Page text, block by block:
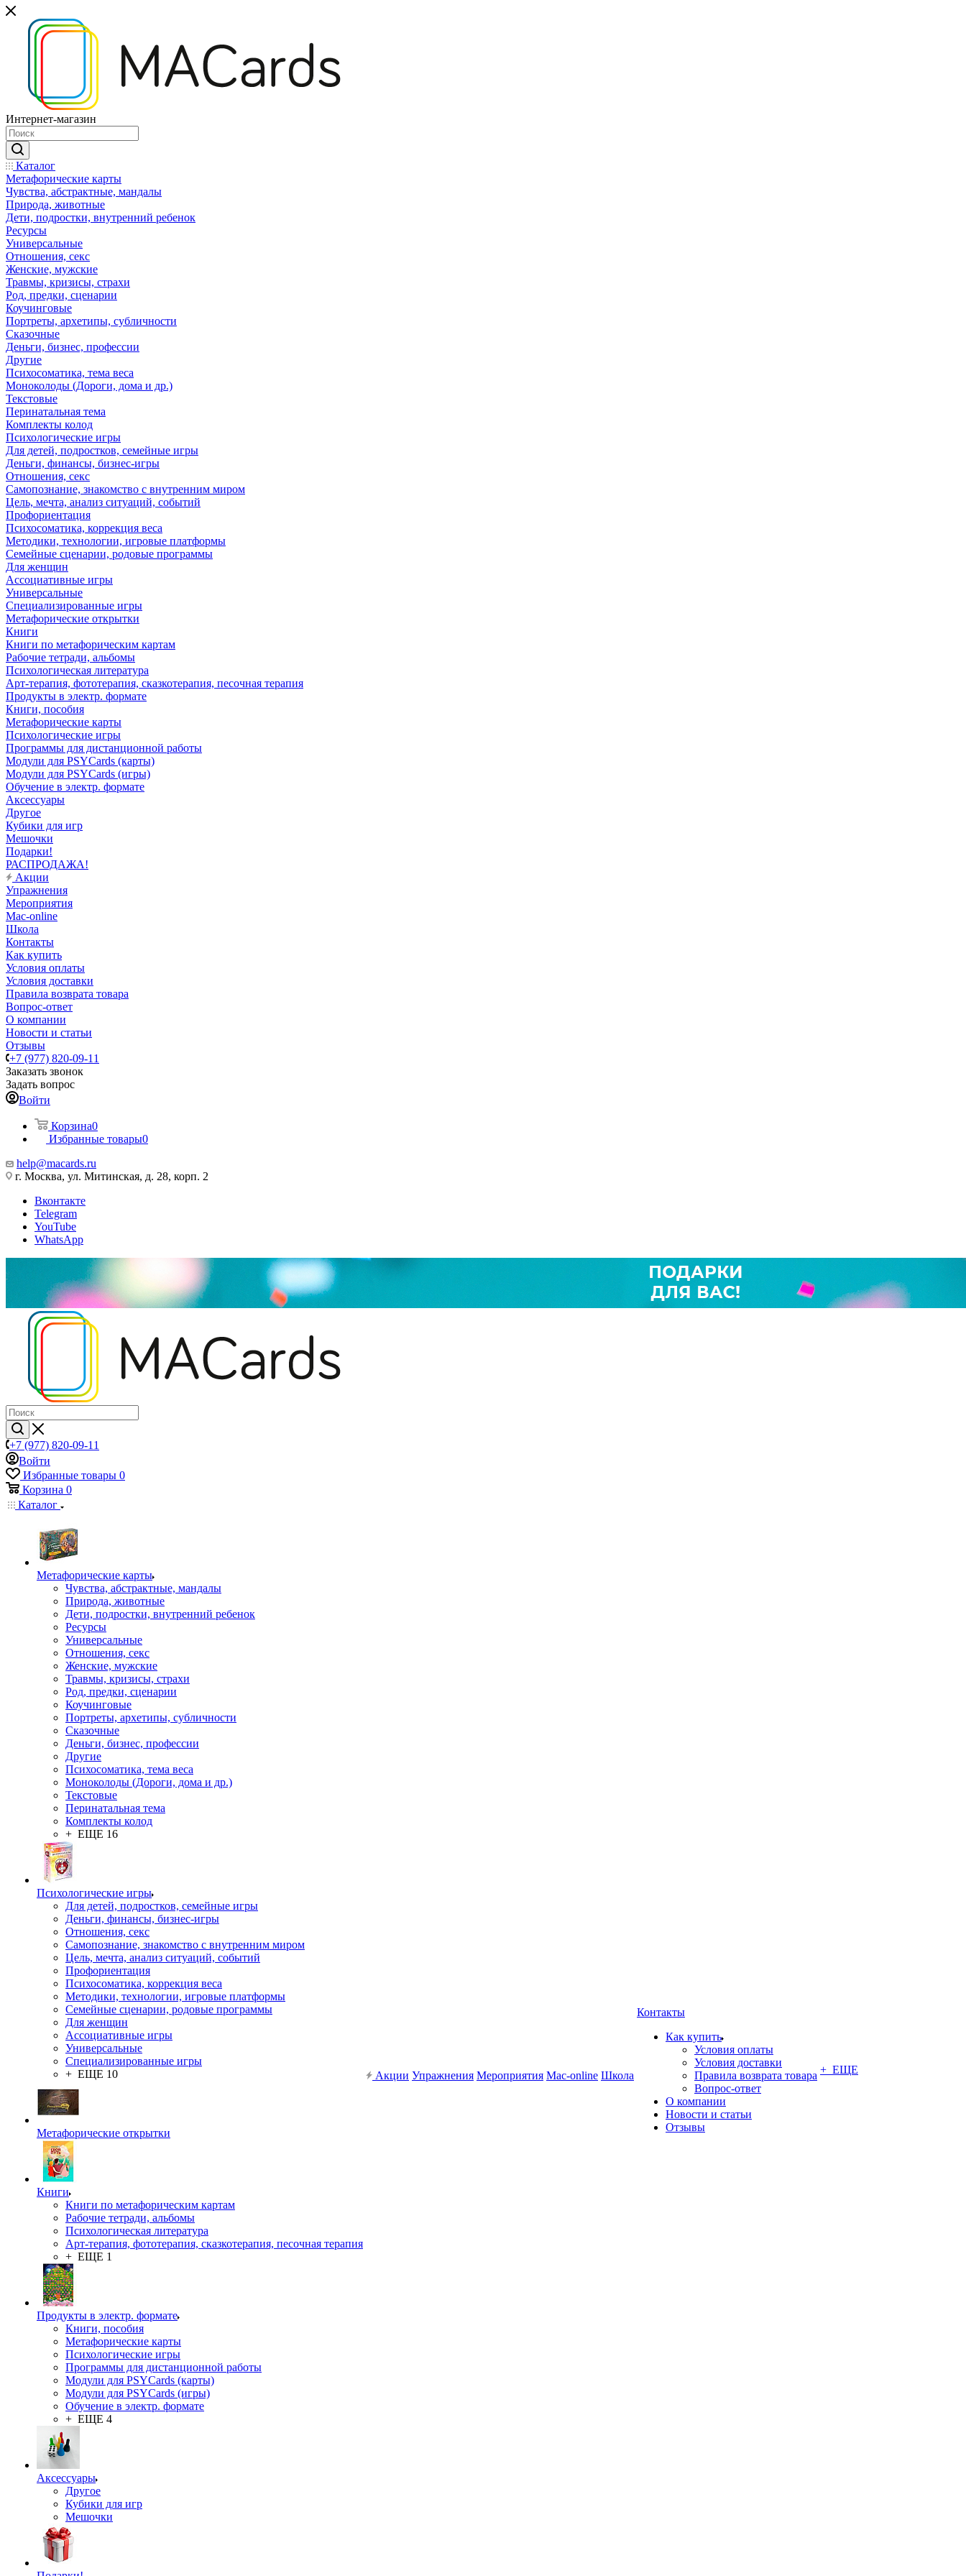
Интернет-магазин
Каталог
Mетафорические карты
Чувства, абстрактные, мандалы
Природа, животные
Дети, подростки, внутренний ребенок
Ресурсы
Универсальные
Отношения, секс
Женские, мужские
Травмы, кризисы, страхи
Род, предки, сценарии
Коучинговые
Портреты, архетипы, субличности
Сказочные
Деньги, бизнес, профессии
Другие
Психосоматика, тема веса
Моноколоды (Дороги, дома и др.)
Текстовые
Перинатальная тема
Комплекты колод
Психологические игры
Для детей, подростков, семейные игры
Деньги, финансы, бизнес-игры
Отношения, секс
Самопознание, знакомство с внутренним миром
Цель, мечта, анализ ситуаций, событий
Профориентация
Психосоматика, коррекция веса
Методики, технологии, игровые платформы
Семейные сценарии, родовые программы
Для женщин
Ассоциативные игры
Универсальные
Специализированные игры
Метафорические открытки
Книги
Книги по метафорическим картам
Рабочие тетради, альбомы
Психологическая литература
Арт-терапия, фототерапия, сказкотерапия, песочная терапия
Продукты в электр. формате
Книги, пособия
Метафорические карты
Психологические игры
Программы для дистанционной работы
Модули для PSYCards (карты)
Модули для PSYCards (игры)
Обучение в электр. формате
Аксессуары
Другое
Кубики для игр
Мешочки
Подарки!
РАСПРОДАЖА!
Акции
Упражнения
Мероприятия
Mac-online
Школа
Контакты
Как купить
Условия оплаты
Условия доставки
Правила возврата товара
Вопрос-ответ
О компании
Новости и статьи
Отзывы
+7 (977) 820-09-11
Заказать звонок
Задать вопрос
Войти
Корзина0
Избранные товары0
help@macards.ru
г. Москва, ул. Митинская, д. 28, корп. 2
Вконтакте
Telegram
YouTube
WhatsApp
+7 (977) 820-09-11
Войти
Избранные товары 0
Корзина 0
Каталог
Mетафорические карты
Чувства, абстрактные, мандалы
Природа, животные
Дети, подростки, внутренний ребенок
Ресурсы
Универсальные
Отношения, секс
Женские, мужские
Травмы, кризисы, страхи
Род, предки, сценарии
Коучинговые
Портреты, архетипы, субличности
Сказочные
Деньги, бизнес, профессии
Другие
Психосоматика, тема веса
Моноколоды (Дороги, дома и др.)
Текстовые
Перинатальная тема
Комплекты колод
+ ЕЩЕ 16
Психологические игры
Для детей, подростков, семейные игры
Деньги, финансы, бизнес-игры
Отношения, секс
Самопознание, знакомство с внутренним миром
Цель, мечта, анализ ситуаций, событий
Профориентация
Психосоматика, коррекция веса
Методики, технологии, игровые платформы
Семейные сценарии, родовые программы
Для женщин
Ассоциативные игры
Универсальные
Специализированные игры
+ ЕЩЕ 10
Метафорические открытки
Книги
Книги по метафорическим картам
Рабочие тетради, альбомы
Психологическая литература
Арт-терапия, фототерапия, сказкотерапия, песочная терапия
+ ЕЩЕ 1
Продукты в электр. формате
Книги, пособия
Метафорические карты
Психологические игры
Программы для дистанционной работы
Модули для PSYCards (карты)
Модули для PSYCards (игры)
Обучение в электр. формате
+ ЕЩЕ 4
Аксессуары
Другое
Кубики для игр
Мешочки
Акции Упражнения Мероприятия Mac-online Школа
Контакты
Как купить
Условия оплаты
Условия доставки
Правила возврата товара
Вопрос-ответ
О компании
Новости и статьи
Отзывы
+ ЕЩЕ